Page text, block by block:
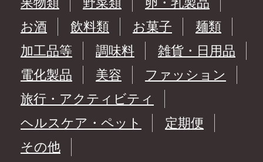
お酒
飲料類 お菓子
麺類
加工品等
調味料
雑貨・日用品
電化製品
美容
ファッション
旅行・アクティビティ
ヘルスケア・ペット
定期便
その他